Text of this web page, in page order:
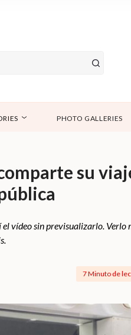
PHOTO GALLERIES
su
vídeo sin previsualizarlo. Verlo
7 Minuto de